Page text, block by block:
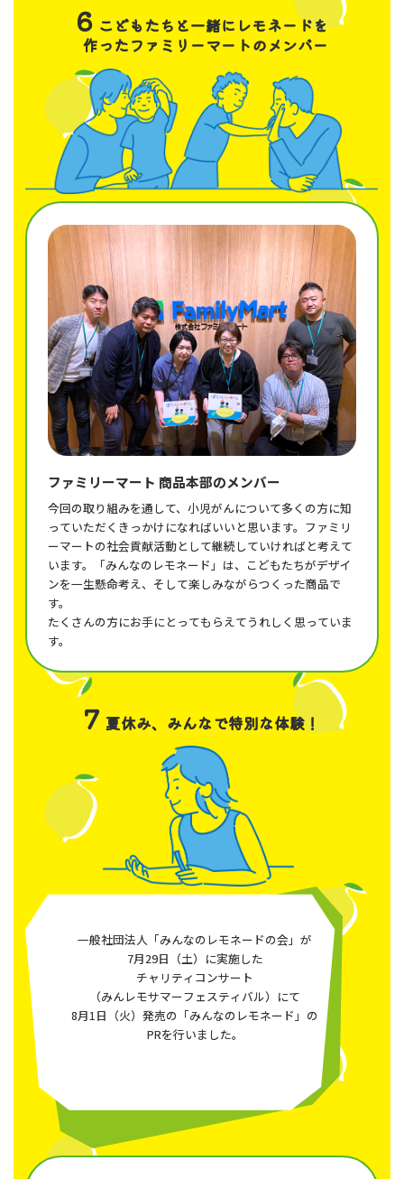
6 こどもたちと一緒にレモネードを
作ったファミリーマートのメンバー
ファミリーマート 商品本部のメンバー
今回の取り組みを通して、小児がんについて多くの方に知
っていただくきっかけになればいいと思います。ファミリ
ーマートの社会貢献活動として継続していければと考えて
います。「みんなのレモネード」は、こどもたちがデザイ
ンを一生懸命考え、そして楽しみながらつくった商品で
す。
たくさんの方にお手にとってもらえてうれしく思っていま
す。
7 夏休み、みんなで特別な体験！
一般社団法人「みんなのレモネードの会」が
7月29日（土）に実施した
チャリティコンサート
（みんレモサマーフェスティバル）にて
8月1日（火）発売の「みんなのレモネード」の
PRを行いました。